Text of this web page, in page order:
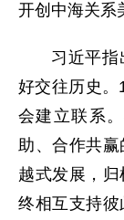
开创中海关系
习近平指
好交往历史。
会建立联系
助、合作共
越式发展，
终相互支持